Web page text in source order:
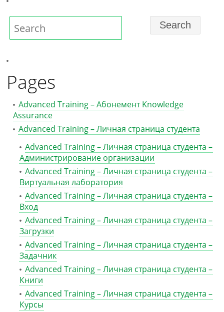
Pages
Advanced Training – Абонемент Knowledge
Assurance
Advanced Training – Личная страница студента
Advanced Training – Личная страница студента –
Администрирование организации
Advanced Training – Личная страница студента –
Виртуальная лаборатория
Advanced Training – Личная страница студента –
Вход
Advanced Training – Личная страница студента –
Загрузки
Advanced Training – Личная страница студента –
Задачник
Advanced Training – Личная страница студента –
Книги
Advanced Training – Личная страница студента –
Курсы